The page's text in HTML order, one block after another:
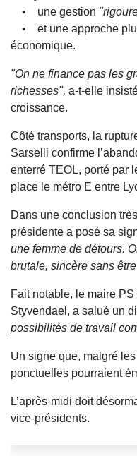
• une gestion
• et une approche
économique.
"On ne finance pas les
richesses", a-t-elle
croissance.
Côté transports, la
Sarselli confirme
enterré TEOL, porté par
place le métro E entre
Dans une conclusion
présidente a posé sa
une femme de détours.
brutale, sincère sans
Fait notable, le maire
Styvendael, a salué un
possibilités de travail
Un signe que, malgré
ponctuelles pourraient
L’après-midi doit
vice-présidents.